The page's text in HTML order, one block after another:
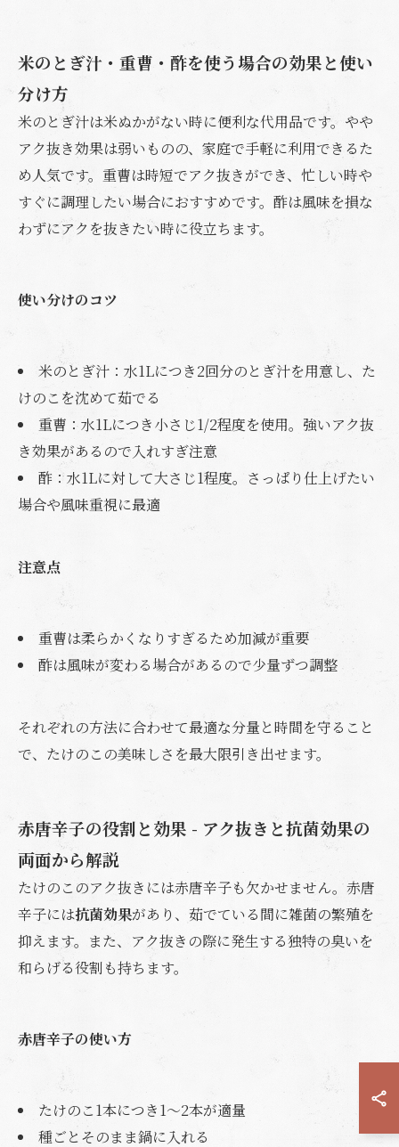
米のとぎ汁・重曹・酢を使う場合の効果と使い
分け方
米のとぎ汁は米ぬかがない時に便利な代用品です。やや
アク抜き効果は弱いものの、家庭で手軽に利用できるた
め人気です。重曹は時短でアク抜きができ、忙しい時や
すぐに調理したい場合におすすめです。酢は風味を損な
わずにアクを抜きたい時に役立ちます。
使い分けのコツ
米のとぎ汁：水1Lにつき2回分のとぎ汁を用意し、た
けのこを沈めて茹でる
重曹：水1Lにつき小さじ1/2程度を使用。強いアク抜
き効果があるので入れすぎ注意
酢：水1Lに対して大さじ1程度。さっぱり仕上げたい
場合や風味重視に最適
注意点
重曹は柔らかくなりすぎるため加減が重要
酢は風味が変わる場合があるので少量ずつ調整
それぞれの方法に合わせて最適な分量と時間を守ること
で、たけのこの美味しさを最大限引き出せます。
赤唐辛子の役割と効果 - アク抜きと抗菌効果の
両面から解説
たけのこのアク抜きには赤唐辛子も欠かせません。赤唐
辛子には抗菌効果があり、茹でている間に雑菌の繁殖を
抑えます。また、アク抜きの際に発生する独特の臭いを
和らげる役割も持ちます。
赤唐辛子の使い方
たけのこ1本につき1〜2本が適量
種ごとそのまま鍋に入れる